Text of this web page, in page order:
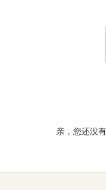
亲，您还没